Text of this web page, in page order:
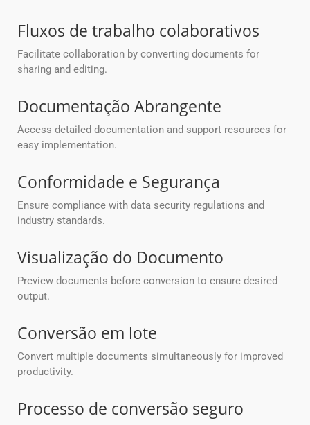
Fluxos de trabalho colaborativos
Facilitate collaboration by converting documents for
sharing and editing.
Documentação Abrangente
Access detailed documentation and support resources for
easy implementation.
Conformidade e Segurança
Ensure compliance with data security regulations and
industry standards.
Visualização do Documento
Preview documents before conversion to ensure desired
output.
Conversão em lote
Convert multiple documents simultaneously for improved
productivity.
Processo de conversão seguro